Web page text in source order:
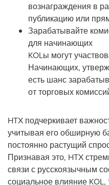
вознаграждения в
публикацию или
Зарабатывайте
для начинающих
KOLы могут
Начинающих,
есть шанс
от торговых
HTX подчеркивает
учитывая его обширную
постоянно растущий
Признавая это, HTX
связи с русскоязычным
социальное влияние